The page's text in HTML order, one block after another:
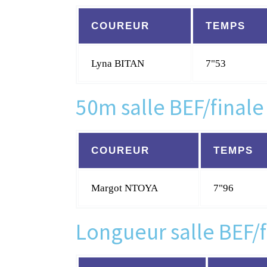
COUREUR TEMPS
Lyna BITAN 7"53
50m salle BEF/
COUREUR TEMPS
Margot NTOYA 7"96
Longueur salle